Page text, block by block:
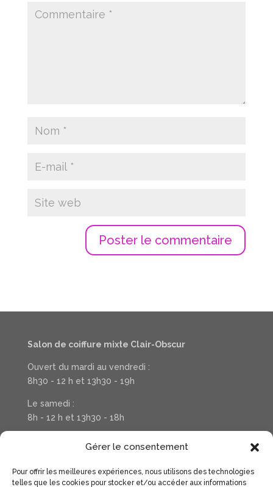
Gérer le consentement
Pour offrir les meilleures expériences, nous utilisons des technologies
telles que les cookies pour stocker et/ou accéder aux informations
Salon de coiffure mixte Clair-Obscur
Ouvert du mardi au vendredi :
8h30 - 12 h et 13h30 - 19h
Le samedi :
8h - 12 h et 13h30 - 18h
Téléphone : 03 20 37 31 78
Suivez la vie de votre salon sur Facebook